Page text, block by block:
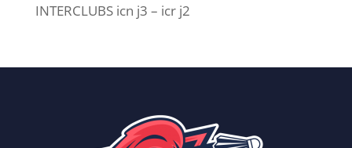
INTERCLUBS icn j3 – icr j2